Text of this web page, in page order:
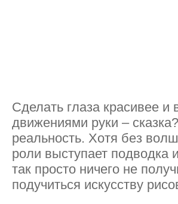
Сделать глаза красивее и
движениями руки –
реальность. Хотя без
роли выступает подводка
так просто ничего не
подучиться искусству